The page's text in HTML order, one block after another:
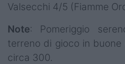
Valsecchi 4/5 (Fiamme
Note: Pomeriggio
terreno di gioco in
circa 300.